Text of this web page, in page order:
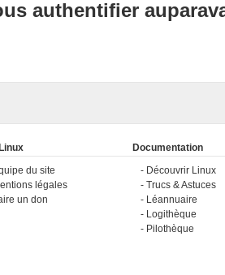
authentifier
du site
légales
un don
Documentation
Découvrir Linux
Trucs & Astuces
Léannuaire
Logithèque
Pilothèque